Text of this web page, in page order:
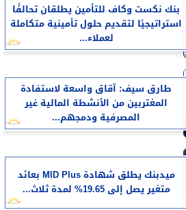
بنك نكست وكاف للتأمين يطلقان تحالفًا
استراتيجيًا لتقديم حلول تأمينية متكاملة
لعملاء...
طارق سيف: آقاق واسعة لاستفادة
المغتربين من الأنشطة المالية غير
المصرفية ودمجهم...
ميدبنك يطلق شهادة MID Plus بعائد
متغير يصل إلى 19.65% لمدة ثلاث...